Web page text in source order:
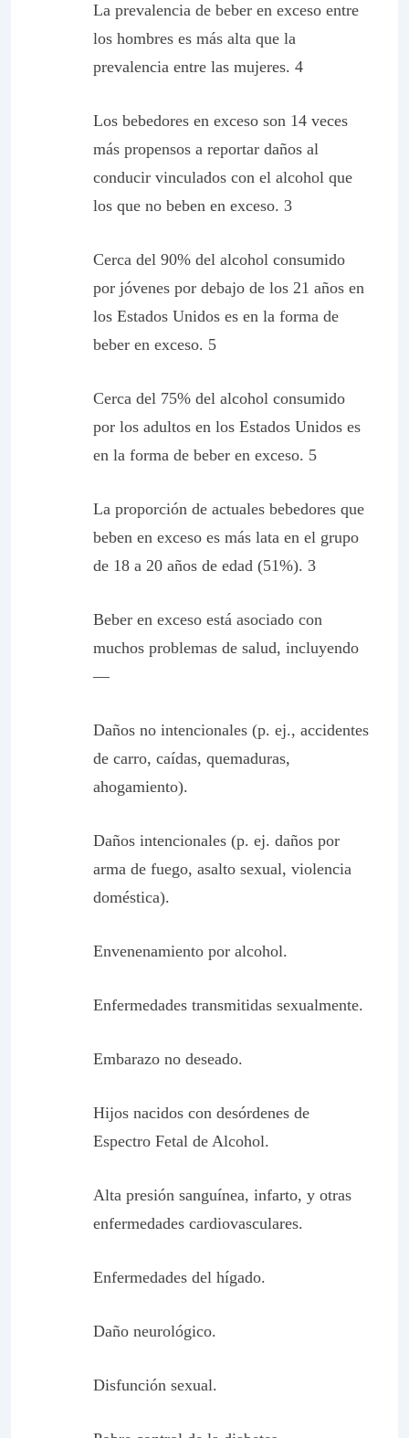
La prevalencia de beber en exceso entre
los hombres es más alta que la
prevalencia entre las mujeres. 4
Los bebedores en exceso son 14 veces
más propensos a reportar daños al
conducir vinculados con el alcohol que
los que no beben en exceso. 3
Cerca del 90% del alcohol consumido
por jóvenes por debajo de los 21 años en
los Estados Unidos es en la forma de
beber en exceso. 5
Cerca del 75% del alcohol consumido
por los adultos en los Estados Unidos es
en la forma de beber en exceso. 5
La proporción de actuales bebedores que
beben en exceso es más lata en el grupo
de 18 a 20 años de edad (51%). 3
Beber en exceso está asociado con
muchos problemas de salud, incluyendo
—
Daños no intencionales (p. ej., accidentes
de carro, caídas, quemaduras,
ahogamiento).
Daños intencionales (p. ej. daños por
arma de fuego, asalto sexual, violencia
doméstica).
Envenenamiento por alcohol.
Enfermedades transmitidas sexualmente.
Embarazo no deseado.
Hijos nacidos con desórdenes de
Espectro Fetal de Alcohol.
Alta presión sanguínea, infarto, y otras
enfermedades cardiovasculares.
Enfermedades del hígado.
Daño neurológico.
Disfunción sexual.